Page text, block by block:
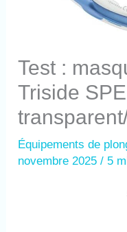
Test :
Triside SPE
Équipements de
novembre 2025/ 5